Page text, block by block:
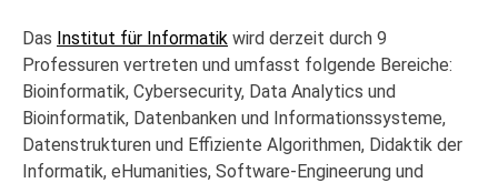
Das Institut für Informatik wird derzeit durch 9
Professuren vertreten und umfasst folgende Bereiche:
Bioinformatik, Cybersecurity, Data Analytics und
Bioinformatik, Datenbanken und Informationssysteme,
Datenstrukturen und Effiziente Algorithmen, Didaktik der
Informatik, eHumanities, Software-Engineerung und